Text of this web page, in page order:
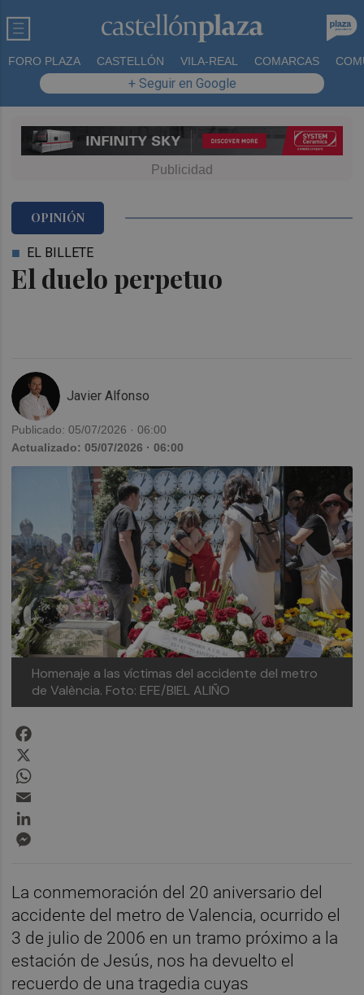
FORO PLAZA CASTELLÓN VILA-REAL COMARCAS
+ Seguir en Google
El duelo perpetuo
OPINIÓN
EL BILLETE
Javier Alfonso
Publicado: 05/07/2026 · 06:00
Actualizado: 05/07/2026 · 06:00
Homenaje a las víctimas del accidente del metro
de València. Foto: EFE/BIEL ALIÑO
La conmemoración del 20 aniversario del
accidente del metro de Valencia, ocurrido el
3 de julio de 2006 en un tramo próximo a la
estación de Jesús, nos ha devuelto el
recuerdo de una tragedia cuyas